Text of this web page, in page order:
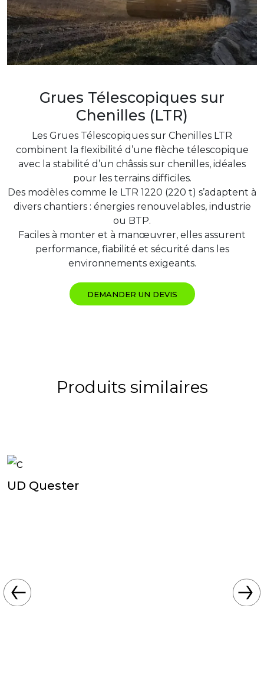
Grues Télescopiques sur
Chenilles (LTR)
Les Grues Télescopiques sur Chenilles LTR
combinent la flexibilité d’une flèche télescopique
avec la stabilité d’un châssis sur chenilles, idéales
pour les terrains difficiles.
Des modèles comme le LTR 1220 (220 t) s’adaptent à
divers chantiers : énergies renouvelables, industrie
ou BTP.
Faciles à monter et à manœuvrer, elles assurent
performance, fiabilité et sécurité dans les
environnements exigeants.
DEMANDER UN DEVIS
Produits similaires
UD Quester